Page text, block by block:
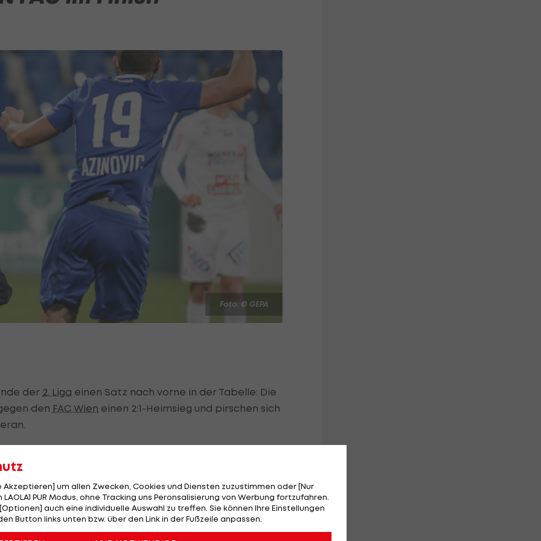
Foto: © GEPA
der 2. Liga einen Satz nach vorne in der Tabelle: Die
den FAC Wien einen 2:1-Heimsieg und pirschen sich
vor der Pause in Führung, davon zeigen sich
Nur zehn Minuten nach Wiederbeginn stellt Siverio
gegen Bubalovic: Der Rechtsverteidiger der
Gelb ab und geht damit fünf Minuten vor dem Ende
Akzeptieren] um allen Zwecken, Cookies und Diensten zuzustimmen oder [Nur
PUR Modus, ohne Tracking uns Peronsalisierung von Werbung fortzufahren.
auch eine individuelle Auswahl zu treffen. Sie können Ihre Einstellungen
Button links unten bzw. über den Link in der Fußzeile anpassen.